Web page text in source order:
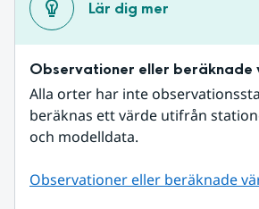
Lär dig mer
Observationer eller beräknade
Alla orter har inte
beräknas ett värde utifrån
och modelldata.
Observationer eller beräknade